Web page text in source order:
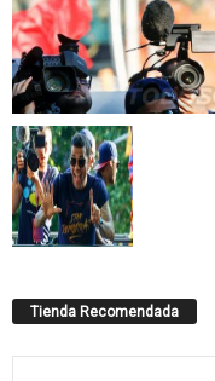
Tienda Recomendada